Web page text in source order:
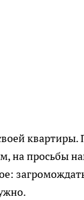
квартиры.
на просьбы